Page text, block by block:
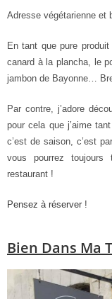
Adresse végétarienne et
En tant que pure
canard à la plancha, le
jambon de Bayonne…
Par contre, j’adore
pour cela que j’aime
c’est de saison, c’est
vous pourrez
restaurant !
Pensez à réserver !
Bien Dans Ma